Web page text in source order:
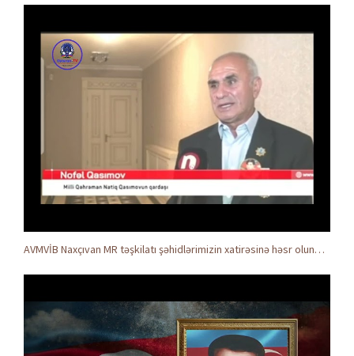
AVMVİB Naxçıvan MR təşkilatı şəhidlərimizin xatirəsinə həsr olunmuş tədbir keçirdi